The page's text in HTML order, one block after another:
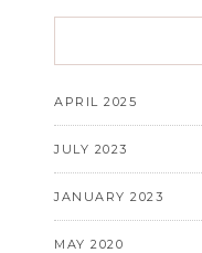
APRIL 2025
JULY 2023
JANUARY 2023
MAY 2020